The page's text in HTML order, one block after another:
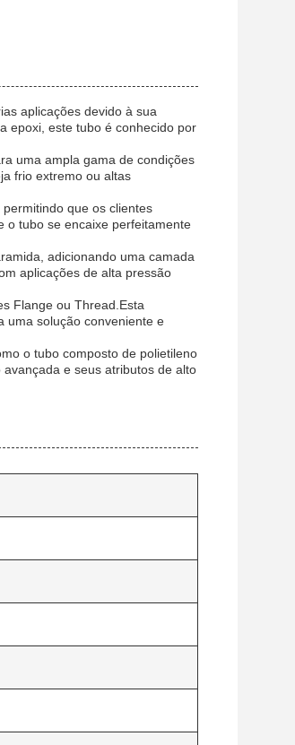
aplicações devido à sua
epoxi, este tubo é conhecido por
uma ampla gama de condições
frio extremo ou altas
que os clientes
o tubo se encaixe perfeitamente
adicionando uma camada
aplicações de alta pressão
Flange ou Thread.Esta
uma solução conveniente e
o tubo composto de polietileno
e seus atributos de alto